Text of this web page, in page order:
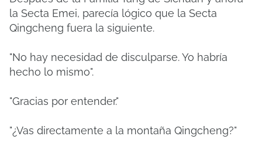
la Secta Emei, parecía lógico que la Secta
Qingcheng fuera la siguiente.
"No hay necesidad de disculparse. Yo habría
hecho lo mismo".
"Gracias por entender."
"¿Vas directamente a la montaña Qingcheng?"